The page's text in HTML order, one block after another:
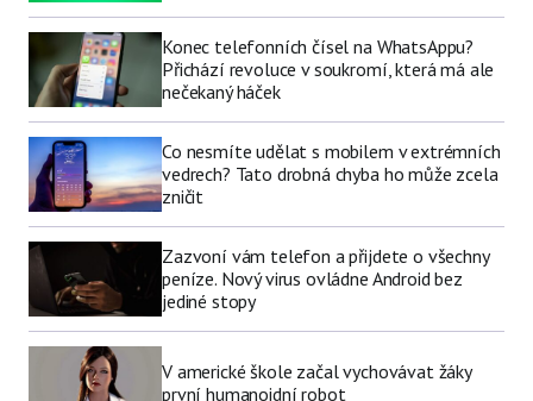
Konec telefonních čísel na WhatsAppu?
Přichází revoluce v soukromí, která má ale
nečekaný háček
Co nesmíte udělat s mobilem v extrémních
vedrech? Tato drobná chyba ho může zcela
zničit
Zazvoní vám telefon a přijdete o všechny
peníze. Nový virus ovládne Android bez
jediné stopy
V americké škole začal vychovávat žáky
první humanoidní robot